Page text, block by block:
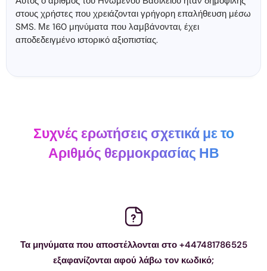
στους χρήστες που χρειάζονται γρήγορη επαλήθευση μέσω
SMS. Με 160 μηνύματα που λαμβάνονται, έχει
αποδεδειγμένο ιστορικό αξιοπιστίας.
Συχνές ερωτήσεις σχετικά με το
Αριθμός θερμοκρασίας ΗΒ
Τα μηνύματα που αποστέλλονται στο +447481786525
εξαφανίζονται αφού λάβω τον κωδικό;